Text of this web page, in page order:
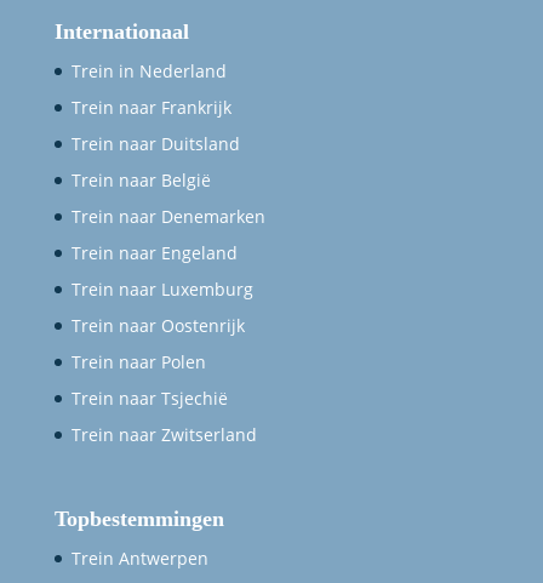
Internationaal
Trein in Nederland
Trein naar Frankrijk
Trein naar Duitsland
Trein naar België
Trein naar Denemarken
Trein naar Engeland
Trein naar Luxemburg
Trein naar Oostenrijk
Trein naar Polen
Trein naar Tsjechië
Trein naar Zwitserland
Topbestemmingen
Trein Antwerpen